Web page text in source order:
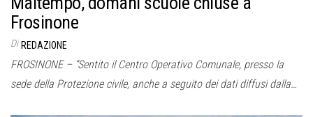
Frosinone
Di REDAZIONE
FROSINONE – “Sentito il Centro Operativo Comunale, presso la
sede della Protezione civile, anche a seguito dei dati diffusi dalla…